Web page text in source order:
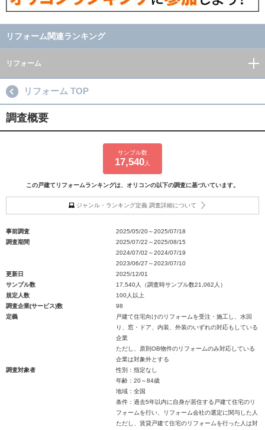
リフォーム関連ランキング
リフォーム
リフォーム TOP
調査概要
サンプル数
17,540人
この戸建てリフォームランキングは、オリコンの以下の調査に基づいています。
ジャンル・ランキング定義 調査詳細について
事前調査
2025/05/20～2025/07/18
調査期間
2025/07/22～2025/08/15
2024/07/02～2024/07/19
2023/06/27～2023/07/10
更新日
2025/12/01
サンプル数
17,540人（調査時サンプル数21,062人）
規定人数
100人以上
調査企業(サービス)数
98
定義
戸建て住宅向けのリフォームを受注・施工し、水回
り、窓・ドア、内装、外装のいずれの対応もしている
企業
ただし、原則OB物件のリフォームのみ対応している
企業は対象外とする
調査対象者
性別：指定なし
年齢：20～84歳
地域：全国
条件：過去5年以内に自身が居住する戸建て住宅のリ
フォームを行い、リフォーム会社の選定に関与した人
ただし、賃貸戸建て住宅のリフォームを行った人は対